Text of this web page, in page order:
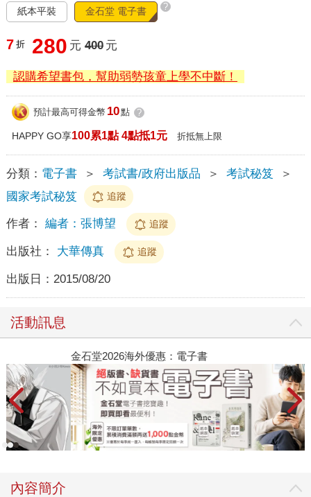
紙本平裝 金石堂 電子書 ?
7 折 280 元 400 元
認購希望書包，幫助弱勢孩童上學不中斷！
預計最高可得金幣 10點 ?
HAPPY GO享100累1點 4點抵1元 折抵無上限
分類： 電子書 ＞ 考試書/政府出版品 ＞ 考試秘笈
＞
國家考試秘笈
追蹤
作者： 編者：張博望 追蹤
出版社： 大華傳真 追蹤
出版日： 2015/08/20
活動訊息
金石堂2026海外優惠：電子書
內容簡介